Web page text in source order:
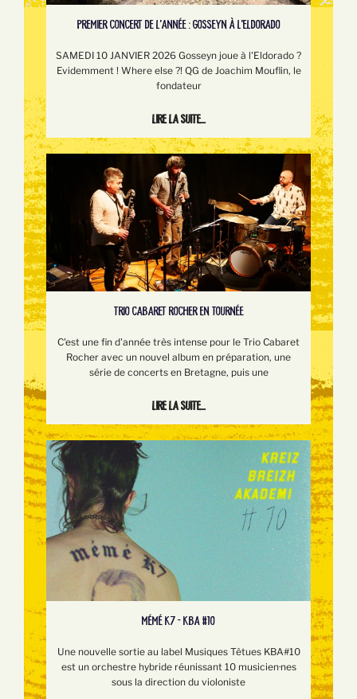
PREMIER CONCERT DE L'ANNÉE : GOSSEYN À L'ELDORADO
SAMEDI 10 JANVIER 2026 Gosseyn joue à l'Eldorado ?
Evidemment ! Where else ?! QG de Joachim Mouflin, le
fondateur
Lire la suite...
TRIO CABARET ROCHER EN TOURNÉE
C'est une fin d'année très intense pour le Trio Cabaret
Rocher avec un nouvel album en préparation, une
série de concerts en Bretagne, puis une
Lire la suite...
MÉMÉ K7 - KBA #10
Une nouvelle sortie au label Musiques Têtues KBA#10
est un orchestre hybride réunissant 10 musicien·nes
sous la direction du violoniste